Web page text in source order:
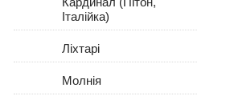
Італійка)
Ліхтарі
Молнія